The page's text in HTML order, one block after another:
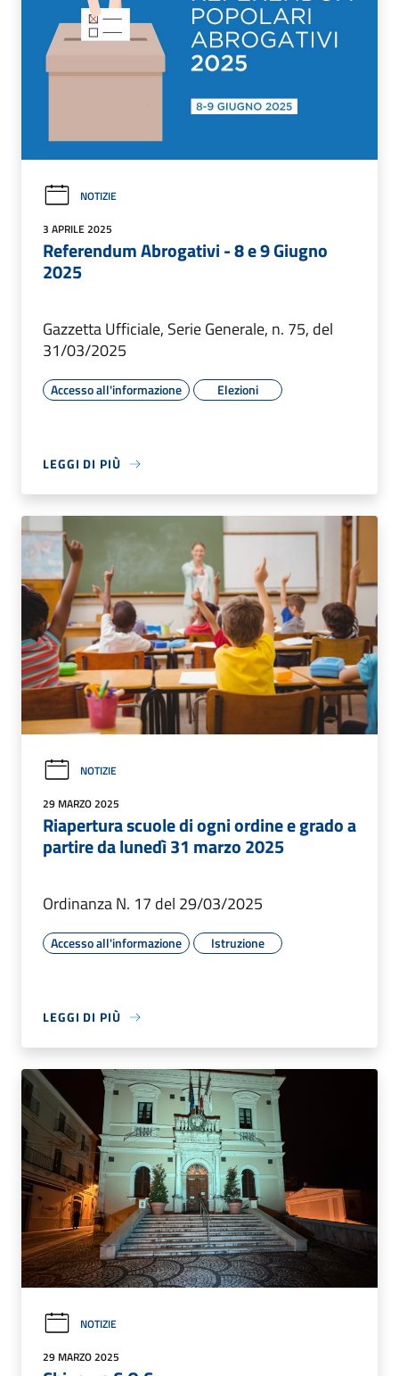
NOTIZIE
3 APRILE 2025
Referendum Abrogativi - 8 e 9 Giugno
2025
Gazzetta Ufficiale, Serie Generale, n. 75, del
31/03/2025
Accesso all'informazione Elezioni
LEGGI DI PIÙ
NOTIZIE
29 MARZO 2025
Riapertura scuole di ogni ordine e grado a
partire da lunedì 31 marzo 2025
Ordinanza N. 17 del 29/03/2025
Accesso all'informazione Istruzione
LEGGI DI PIÙ
NOTIZIE
29 MARZO 2025